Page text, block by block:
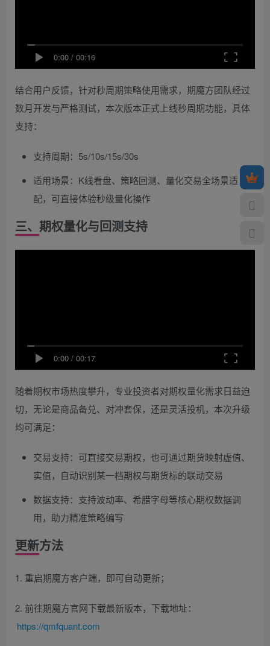
0:00 / 00:16
结合用户反馈，针对秒周期策略使用需求，期魔方团队经过
数月开发与严格测试，本次版本正式上线秒周期功能，具体
支持：
支持周期：5s/10s/15s/30s
适用场景：K线看盘、策略回测、量化交易全场景适
配，可直接体验秒级量化操作
三、期权量化与回测支持
0:00 / 00:17
随着期权市场热度攀升，专业投资者对期权量化需求日益迫
切，无论是商品备兑、对冲套保，还是灵活投机，本次升级
均可满足：
交易支持：可直接交易期权，也可通过期货映射虚值、
实值，自动识别某一档期权与期货标的联动交易
数据支持：支持波动率、希腊字母等核心期权数据调
用，助力精准策略编写
更新方法
1. 重启期魔方客户端，即可自动更新；
2. 前往期魔方官网下载最新版本，下载地址：
https://qmfquant.com